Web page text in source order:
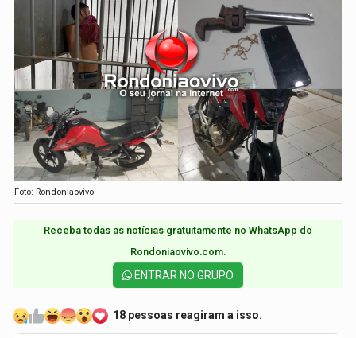
Foto: Rondoniaovivo
Receba todas as notícias gratuitamente no WhatsApp do
Rondoniaovivo.com.​
ENTRAR NO GRUPO
18 pessoas reagiram a isso.